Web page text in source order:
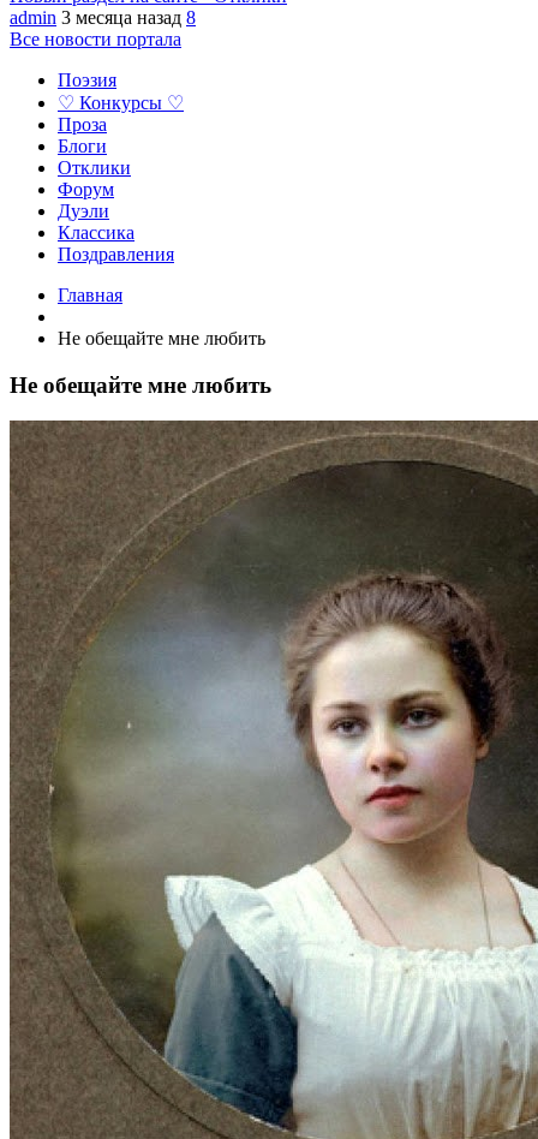
admin 3 месяца назад 8
Все новости портала
Поэзия
♡ Конкурсы ♡
Проза
Блоги
Отклики
Форум
Дуэли
Классика
Поздравления
Главная
Не обещайте мне любить
Не обещайте мне любить